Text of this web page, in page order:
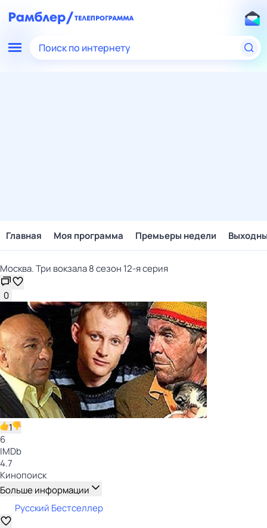
Поиск по интернету
Главная Моя программа Премьеры недели
Москва. Три вокзала 8 сезон 12-я серия
0
1
6
IMDb
4.7
Кинопоиск
Больше информации
Русский Бестселлер